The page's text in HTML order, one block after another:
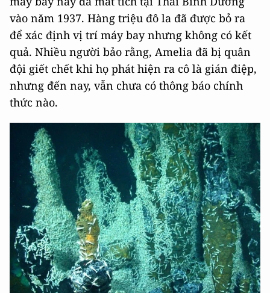
vào năm 1937. Hàng triệu đô la đã được bỏ ra
để xác định vị trí máy bay nhưng không có kết
quả. Nhiều người bảo rằng, Amelia đã bị quân
đội giết chết khi họ phát hiện ra cô là gián điệp,
nhưng đến nay, vẫn chưa có thông báo chính
thức nào.